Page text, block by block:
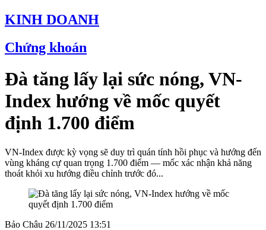
KINH DOANH
Chứng khoán
Đà tăng lấy lại sức nóng, VN-
Index hướng về mốc quyết
định 1.700 điểm
VN-Index được kỳ vọng sẽ duy trì quán tính hồi phục và hướng đến
vùng kháng cự quan trọng 1.700 điểm — mốc xác nhận khả năng
thoát khỏi xu hướng điều chỉnh trước đó...
Bảo Châu 26/11/2025 13:51